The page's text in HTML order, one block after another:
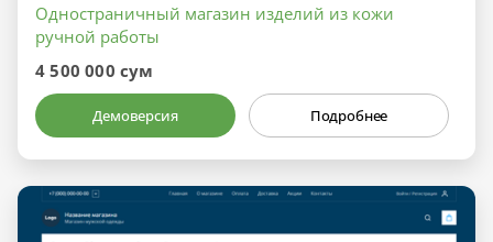
Одностраничный магазин изделий из кожи
ручной работы
4 500 000 сум
Демоверсия Подробнее